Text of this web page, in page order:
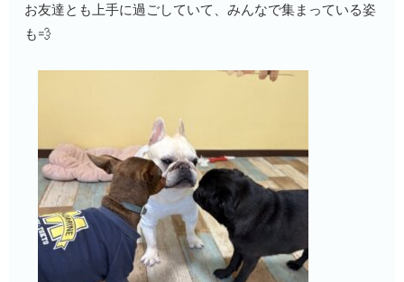
お友達とも上手に過ごしていて、みんなで集まっている姿
も💨